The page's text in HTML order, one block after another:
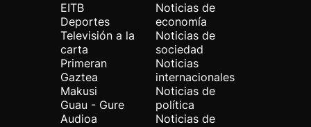
EITB
Deportes
Televisión a la
carta
Primeran
Gaztea
Makusi
Guau - Gure
Audioa
Noticias de
economía
Noticias de
sociedad
Noticias
internacionales
Noticias de
política
Noticias de